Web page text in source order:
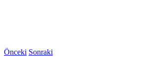
Önceki Sonraki